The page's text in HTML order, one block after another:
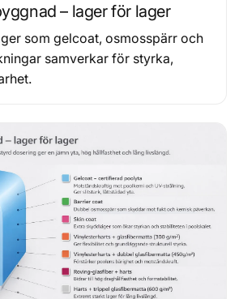
– lager för lager
som gelcoat, osmosspärr och
samverkar för styrka,